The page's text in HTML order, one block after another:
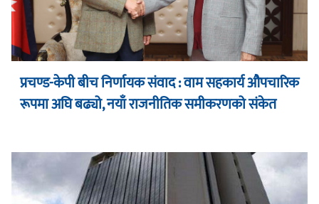
प्रचण्ड-केपी बीच निर्णायक संवाद : वाम सहकार्य औपचारिक
रूपमा अघि बढ्यो, नयाँ राजनीतिक समीकरणको संकेत